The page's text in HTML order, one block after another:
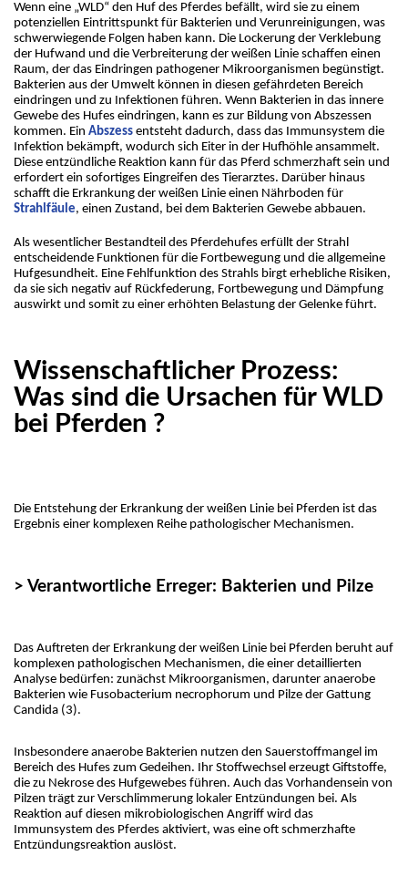
Wenn eine „WLD“ den Huf des Pferdes befällt, wird sie zu einem
potenziellen Eintrittspunkt für Bakterien und Verunreinigungen, was
schwerwiegende Folgen haben kann. Die Lockerung der Verklebung
der Hufwand und die Verbreiterung der weißen Linie schaffen einen
Raum, der das Eindringen pathogener Mikroorganismen begünstigt.
Bakterien aus der Umwelt können in diesen gefährdeten Bereich
eindringen und zu Infektionen führen. Wenn Bakterien in das innere
Gewebe des Hufes eindringen, kann es zur Bildung von Abszessen
kommen. Ein Abszess entsteht dadurch, dass das Immunsystem die
Infektion bekämpft, wodurch sich Eiter in der Hufhöhle ansammelt.
Diese entzündliche Reaktion kann für das Pferd schmerzhaft sein und
erfordert ein sofortiges Eingreifen des Tierarztes. Darüber hinaus
Strahlfäule, einen Zustand, bei dem Bakterien Gewebe abbauen.
Als wesentlicher Bestandteil des Pferdehufes erfüllt der Strahl
entscheidende Funktionen für die Fortbewegung und die allgemeine
Hufgesundheit. Eine Fehlfunktion des Strahls birgt erhebliche Risiken,
da sie sich negativ auf Rückfederung, Fortbewegung und Dämpfung
auswirkt und somit zu einer erhöhten Belastung der Gelenke führt.
Wissenschaftlicher Prozess:
Was sind die Ursachen für WLD
bei Pferden ?
Die Entstehung der Erkrankung der weißen Linie bei Pferden ist das
Ergebnis einer komplexen Reihe pathologischer Mechanismen.
> Verantwortliche Erreger: Bakterien und Pilze
Das Auftreten der Erkrankung der weißen Linie bei Pferden beruht auf
komplexen pathologischen Mechanismen, die einer detaillierten
Analyse bedürfen: zunächst Mikroorganismen, darunter anaerobe
Bakterien wie Fusobacterium necrophorum und Pilze der Gattung
Candida (3).
Insbesondere anaerobe Bakterien nutzen den Sauerstoffmangel im
Bereich des Hufes zum Gedeihen. Ihr Stoffwechsel erzeugt Giftstoffe,
die zu Nekrose des Hufgewebes führen. Auch das Vorhandensein von
Pilzen trägt zur Verschlimmerung lokaler Entzündungen bei. Als
Reaktion auf diesen mikrobiologischen Angriff wird das
Immunsystem des Pferdes aktiviert, was eine oft schmerzhafte
Entzündungsreaktion auslöst.